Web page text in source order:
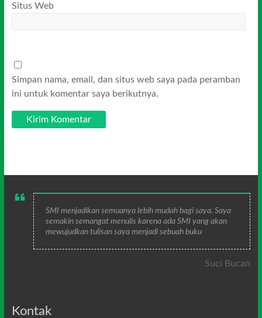
Situs Web
Simpan nama, email, dan situs web saya pada peramban
ini untuk komentar saya berikutnya.
SMI menjadikan semuanya lebih mudah bagi saya. Saya
semakin semangat menulis karena ada SMI yang akan
mewujudkan tulisan saya menjadi sebuah buku
Suci Bucan
Kontak